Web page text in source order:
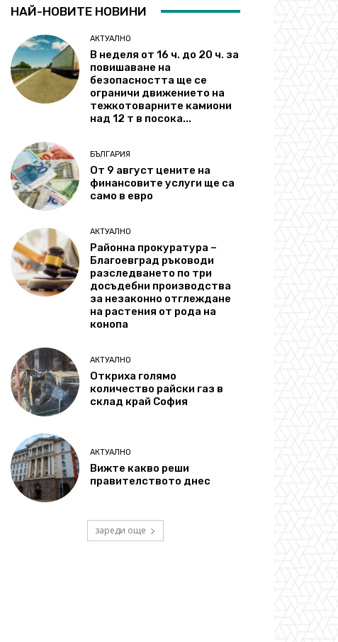
НАЙ-НОВИТЕ НОВИНИ
АКТУАЛНО
В неделя от 16 ч. до 20 ч. за
повишаване на
безопасността ще се
ограничи движението на
тежкотоварните камиони
над 12 т в посока...
БЪЛГАРИЯ
От 9 август цените на
финансовите услуги ще са
само в евро
АКТУАЛНО
Районна прокуратура –
Благоевград ръководи
разследването по три
досъдебни производства
за незаконно отглеждане
на растения от рода на
конопа
АКТУАЛНО
Откриха голямо
количество райски газ в
склад край София
АКТУАЛНО
Вижте какво реши
правителството днес
зареди още